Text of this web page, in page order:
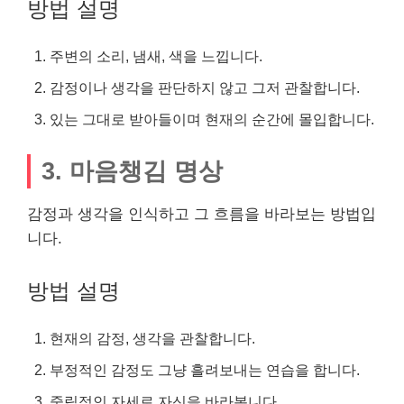
방법 설명
주변의 소리, 냄새, 색을 느낍니다.
감정이나 생각을 판단하지 않고 그저 관찰합니다.
있는 그대로 받아들이며 현재의 순간에 몰입합니다.
3. 마음챙김 명상
감정과 생각을 인식하고 그 흐름을 바라보는 방법입
니다.
방법 설명
현재의 감정, 생각을 관찰합니다.
부정적인 감정도 그냥 흘려보내는 연습을 합니다.